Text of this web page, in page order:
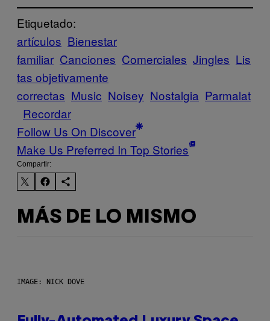
Etiquetado:
artículos Bienestar
familiar Canciones Comerciales Jingles Lis
tas objetivamente
correctas Music Noisey Nostalgia Parmalat
Recordar
Follow Us On Discover
Make Us Preferred In Top Stories
Compartir:
MÁS DE LO MISMO
IMAGE: NICK DOVE